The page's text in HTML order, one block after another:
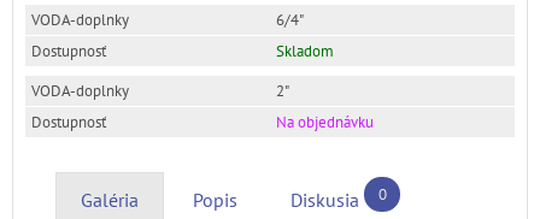
6/4"
Skladom
2"
Na objednávku
Galéria Popis Diskusia 0